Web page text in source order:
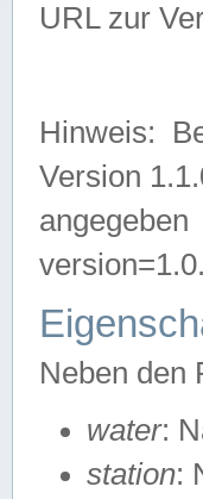
URL zur
Hinweis:
Version
Neben den
water:
station: